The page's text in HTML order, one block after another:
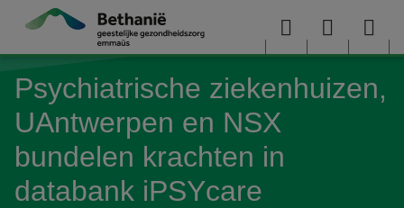
Overslaan en naar de inhoud gaan
Menu User
menu
Psychiatrische ziekenhuizen,
UAntwerpen en NSX
bundelen krachten in
databank iPSYcare